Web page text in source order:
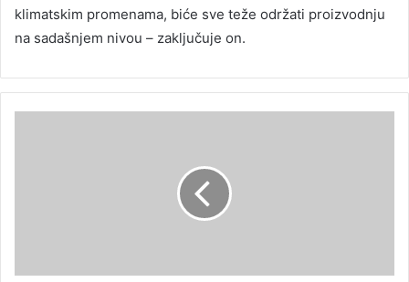
klimatskim promenama, biće sve teže održati proizvodnju
na sadašnjem nivou – zaključuje on.